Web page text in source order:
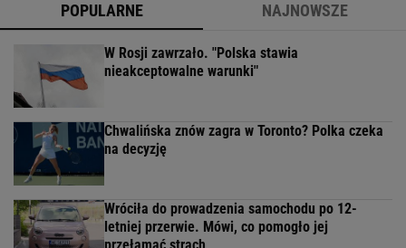
POPULARNE NAJNOWSZE
W Rosji zawrzało. "Polska stawia
nieakceptowalne warunki"
Chwalińska znów zagra w Toronto? Polka czeka
na decyzję
Wróciła do prowadzenia samochodu po 12-
letniej przerwie. Mówi, co pomogło jej